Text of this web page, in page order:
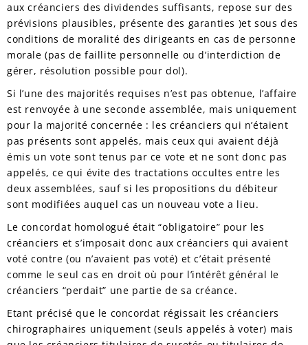
aux créanciers des dividendes suffisants, repose sur des
prévisions plausibles, présente des garanties )et sous des
conditions de moralité des dirigeants en cas de personne
morale (pas de faillite personnelle ou d’interdiction de
gérer, résolution possible pour dol).
Si l’une des majorités requises n’est pas obtenue, l’affaire
est renvoyée à une seconde assemblée, mais uniquement
pour la majorité concernée : les créanciers qui n’étaient
pas présents sont appelés, mais ceux qui avaient déjà
émis un vote sont tenus par ce vote et ne sont donc pas
appelés, ce qui évite des tractations occultes entre les
deux assemblées, sauf si les propositions du débiteur
sont modifiées auquel cas un nouveau vote a lieu.
Le concordat homologué était “obligatoire” pour les
créanciers et s’imposait donc aux créanciers qui avaient
voté contre (ou n’avaient pas voté) et c’était présenté
comme le seul cas en droit où pour l’intérêt général le
créanciers “perdait” une partie de sa créance.
Etant précisé que le concordat régissait les créanciers
chirographaires uniquement (seuls appelés à voter) mais